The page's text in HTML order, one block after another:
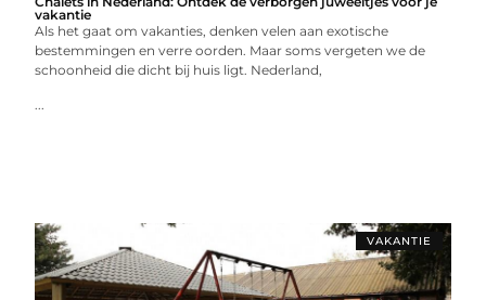
vakantie
Als het gaat om vakanties, denken velen aan exotische
bestemmingen en verre oorden. Maar soms vergeten we de
schoonheid die dicht bij huis ligt. Nederland,
...
VAKANTIE